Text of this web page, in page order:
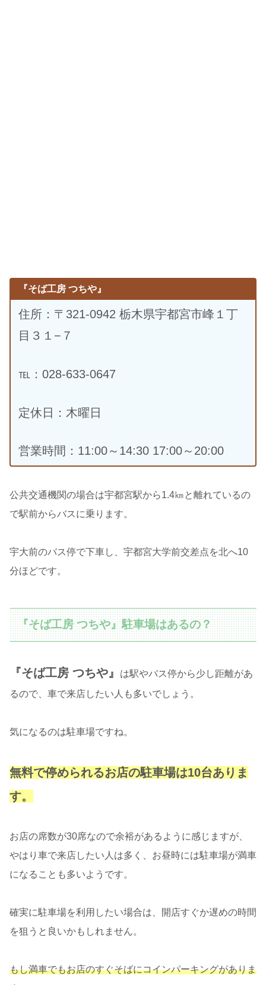
『そば工房 つちや』
住所：〒321-0942 栃木県宇都宮市峰１丁
目３１−７
℡：028-633-0647
定休日：木曜日
営業時間：11:00～14:30 17:00～20:00
公共交通機関の場合は宇都宮駅から1.4㎞と離れているの
で駅前からバスに乗ります。
宇大前のバス停で下車し、宇都宮大学前交差点を北へ10
分ほどです。
『そば工房 つちや』駐車場はあるの？
『そば工房 つちや』
は駅やバス停から少し距離があ
るので、車で来店したい人も多いでしょう。
気になるのは駐車場ですね。
無料で停められるお店の駐車場は10台ありま
す。
お店の席数が30席なので余裕があるように感じますが、
やはり車で来店したい人は多く、お昼時には駐車場が満車
になることも多いようです。
確実に駐車場を利用したい場合は、開店すぐか遅めの時間
を狙うと良いかもしれません。
もし満車でもお店のすぐそばにコインパーキングがありま